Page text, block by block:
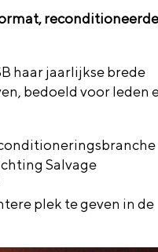
haar jaarlijkse brede
bedoeld voor leden
Salvage
plek te geven in de